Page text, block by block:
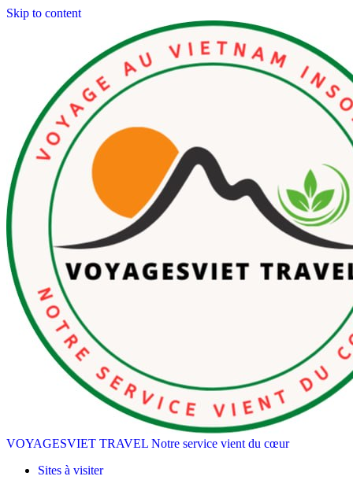
Skip to content
VOYAGESVIET TRAVEL Notre service vient du cœur
Sites à visiter